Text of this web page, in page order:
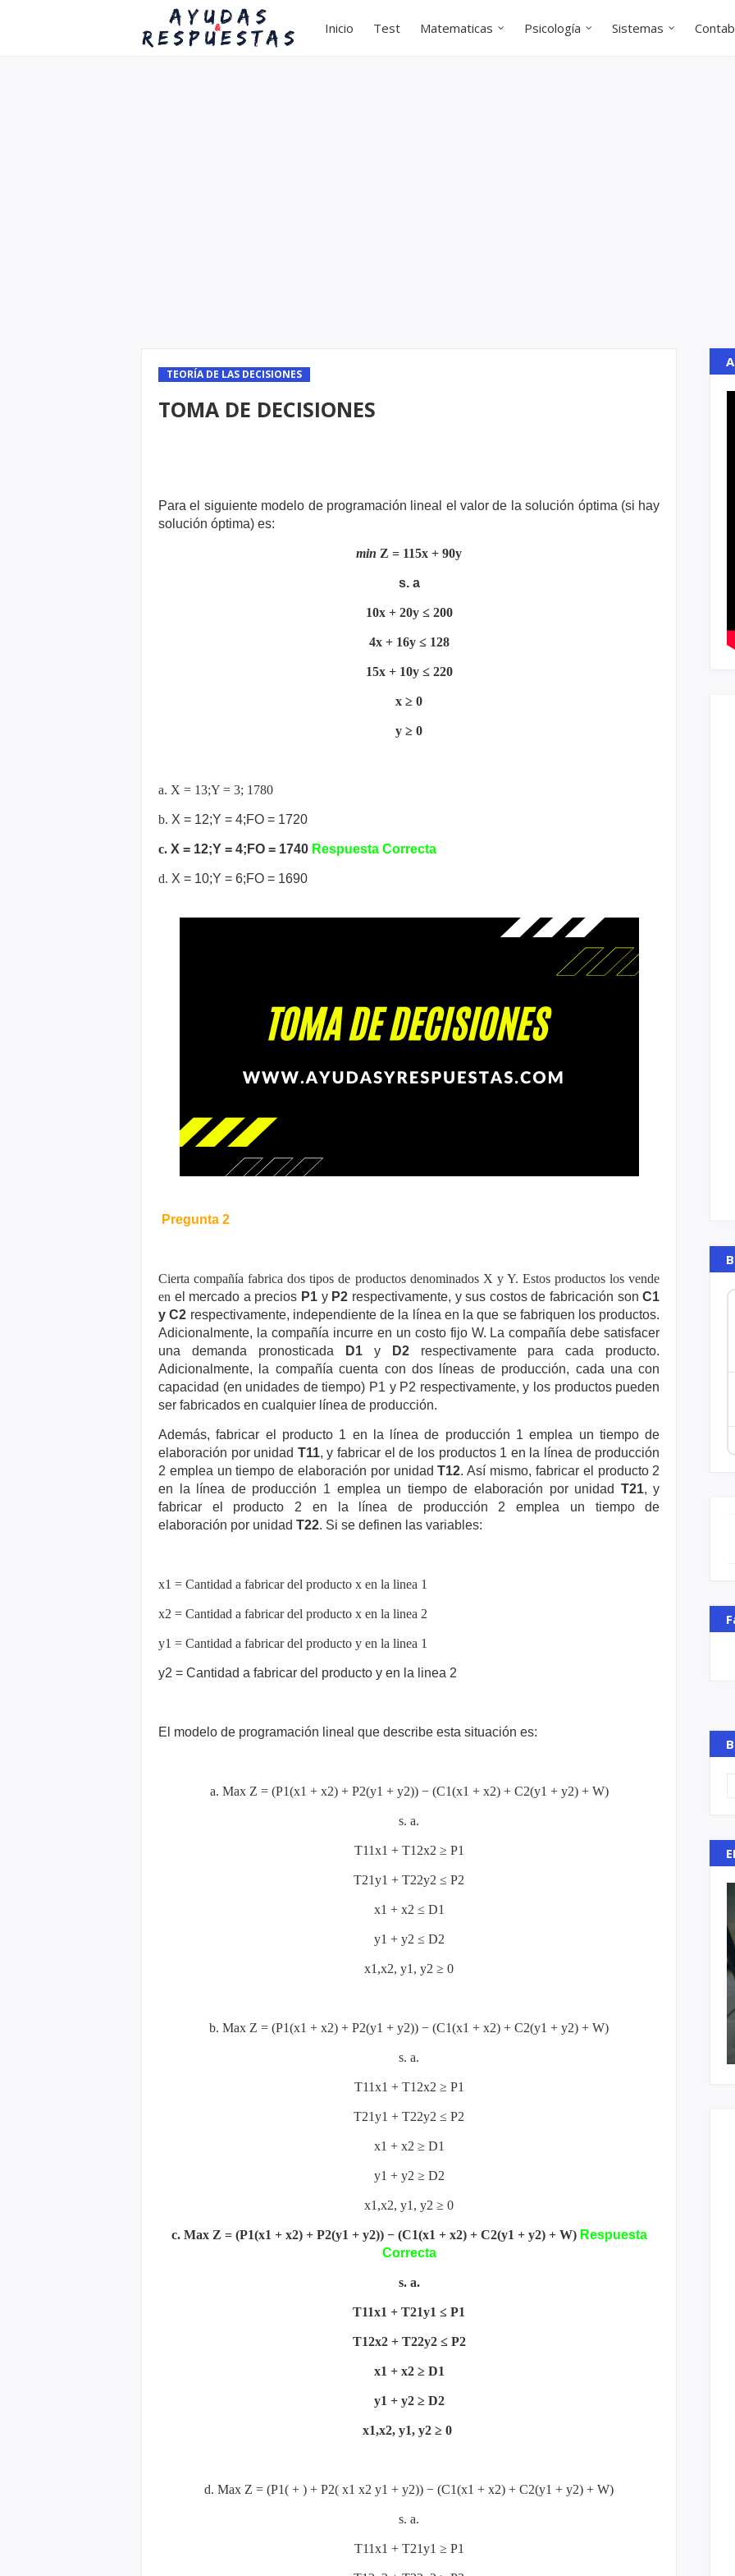
Inicio Test Matematicas Psicología Sistemas
TEORÍA DE LAS DECISIONES
TOMA DE DECISIONES
Para el siguiente modelo de programación lineal el valor de la solución óptima (si hay
solución óptima) es:
min Z = 115x + 90y
s. a
10x + 20y ≤ 200
4x + 16y ≤ 128
15x + 10y ≤ 220
x ≥ 0
y ≥ 0
a. X = 13;Y = 3; 1780
b. X = 12;Y = 4;FO = 1720
c. X = 12;Y = 4;FO = 1740 Respuesta Correcta
d. X = 10;Y = 6;FO = 1690
Pregunta 2
Cierta compañía fabrica dos tipos de productos denominados X y Y. Estos productos los vende
en el mercado a precios P1 y P2 respectivamente, y sus costos de fabricación son C1
y C2 respectivamente, independiente de la línea en la que se fabriquen los productos.
Adicionalmente, la compañía incurre en un costo fijo W. La compañía debe satisfacer
una demanda pronosticada
D1y D2respectivamente para cada producto.
Adicionalmente, la compañía cuenta con dos líneas de producción, cada una con
capacidad (en unidades de tiempo) P1 y P2 respectivamente, y los productos pueden
ser fabricados en cualquier línea de producción.
Además, fabricar el producto 1 en la línea de producción 1 emplea un tiempo de
elaboración por unidad T11, y fabricar el de los productos 1 en la línea de producción
2 emplea un tiempo de elaboración por unidadT12. Así mismo, fabricar el producto 2
en la línea de producción 1 emplea un tiempo de elaboración por unidad T21, y
fabricar el producto 2 en la línea de producción 2 emplea un tiempo de
elaboración por unidad T22. Si se definen las variables:
x1 = Cantidad a fabricar del producto x en la linea 1
x2 = Cantidad a fabricar del producto x en la linea 2
y1 = Cantidad a fabricar del producto y en la linea 1
y2 = Cantidad a fabricar del producto y en la linea 2
El modelo de programación lineal que describe esta situación es:
a. Max Z = (P1(x1 + x2) + P2(y1 + y2)) − (C1(x1 + x2) + C2(y1 + y2) + W)
s. a.
T11x1 + T12x2 ≥ P1
T21y1 + T22y2 ≤ P2
x1 + x2 ≤ D1
y1 + y2 ≤ D2
x1,x2, y1, y2 ≥ 0
b. Max Z = (P1(x1 + x2) + P2(y1 + y2)) − (C1(x1 + x2) + C2(y1 + y2) + W)
s. a.
T11x1 + T12x2 ≥ P1
T21y1 + T22y2 ≤ P2
x1 + x2 ≥ D1
y1 + y2 ≥ D2
x1,x2, y1, y2 ≥ 0
c. Max Z = (P1(x1 + x2) + P2(y1 + y2)) − (C1(x1 + x2) + C2(y1 + y2) + W) Respuesta
Correcta
s. a.
T11x1 + T21y1 ≤ P1
T12x2 + T22y2 ≤ P2
x1 + x2 ≥ D1
y1 + y2 ≥ D2
x1,x2, y1, y2 ≥ 0
d. Max Z = (P1( + ) + P2( x1 x2 y1 + y2)) − (C1(x1 + x2) + C2(y1 + y2) + W)
s. a.
T11x1 + T21y1 ≥ P1
Bitcoin $64,262.78